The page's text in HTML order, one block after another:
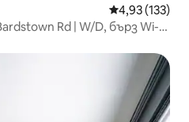
Средна
4,93 (133)
Rd | W/D, бърз Wi-